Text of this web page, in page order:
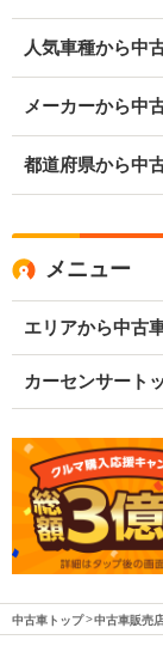
人気車種から中
メーカーから中
都道府県から中
メニュー
エリアから中古
カーセンサート
中古車トップ 中古車販売